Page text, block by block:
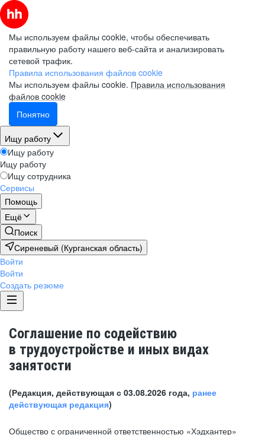
Мы используем файлы cookie, чтобы обеспечивать
правильную работу нашего веб-сайта и анализировать
сетевой трафик.
Правила использования файлов cookie
Мы используем файлы cookie. Правила использования
файлов cookie
Понятно
Ищу работу
Ищу работу
Ищу работу
Ищу сотрудника
Сервисы
Помощь
Ещё
Поиск
Сиреневый (Курганская область)
Войти
Войти
Создать резюме
Соглашение по содействию
в трудоустройстве и иных видах
занятости
(Редакция, действующая с 03.08.2026 года, ранее
действующая редакция)
Общество с ограниченной ответственностью «Хэдхантер»